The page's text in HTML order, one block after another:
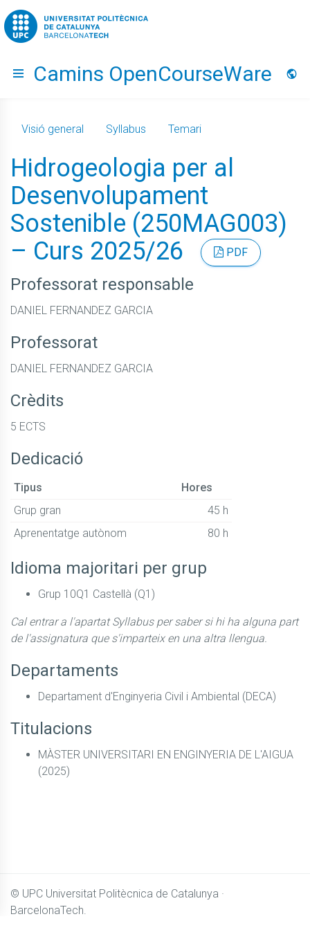
Go to upc.edu
Hide menu
Camins OpenCourseWare
Visió general Syllabus Temari
Hidrogeologia per al
Desenvolupament
Sostenible (250MAG003)
– Curs 2025/26
PDF
Professorat responsable
DANIEL FERNANDEZ GARCIA
Professorat
DANIEL FERNANDEZ GARCIA
Crèdits
5 ECTS
Dedicació
Tipus
Hores
Grup gran
45 h
Aprenentatge autònom
80 h
Idioma majoritari per grup
Grup 10Q1 Castellà (Q1)
Cal entrar a l'apartat Syllabus per saber si hi ha alguna part
de l'assignatura que s'imparteix en una altra llengua.
Departaments
Departament d'Enginyeria Civil i Ambiental (DECA)
Titulacions
MÀSTER UNIVERSITARI EN ENGINYERIA DE L'AIGUA
(2025)
© UPC Universitat Politècnica de Catalunya ·
BarcelonaTech.